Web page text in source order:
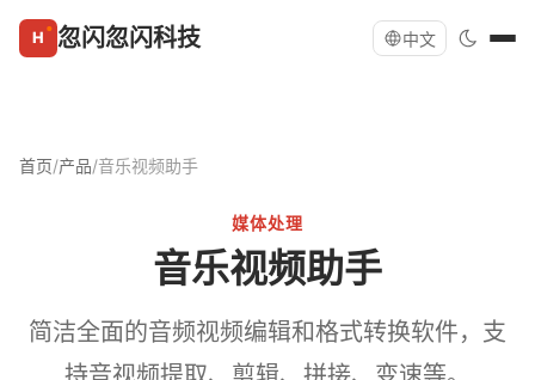
忽闪忽闪科技 中文
首页/产品/音乐视频助手
媒体处理
音乐视频助手
简洁全面的音频视频编辑和格式转换软件，支